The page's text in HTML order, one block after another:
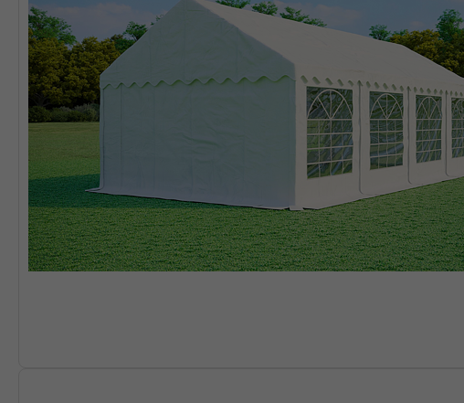
Výprodej